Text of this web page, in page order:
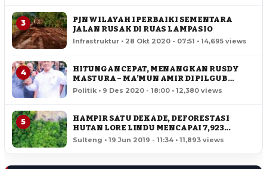
3
PJN WILAYAH I PERBAIKI SEMENTARA
JALAN RUSAK DI RUAS LAMPASIO
Infrastruktur • 28 Okt 2020 - 07:51 • 14,695 views
4
HITUNGAN CEPAT, MENANGKAN RUSDY
MASTURA – MA’MUN AMIR DI PILGUB
SULTENG
Politik • 9 Des 2020 - 18:00 • 12,380 views
5
HAMPIR SATU DEKADE, DEFORESTASI
HUTAN LORE LINDU MENCAPAI 7,923
HEKTAR
Sulteng • 19 Jun 2019 - 11:34 • 11,893 views